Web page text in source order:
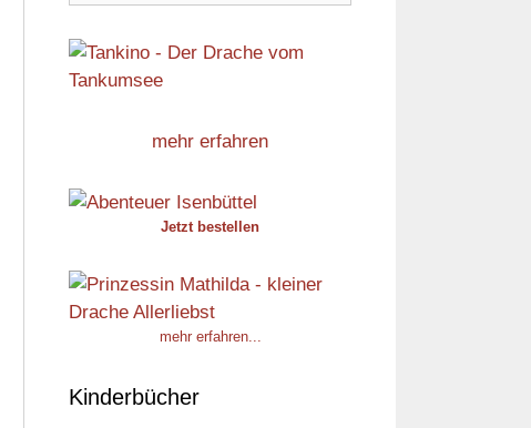
mehr erfahren
Jetzt bestellen
mehr erfahren...
Kinderbücher